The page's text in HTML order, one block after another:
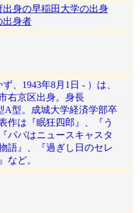
出身の早稲田大学の出身
出身者
、1943年8月1日 - ）は、
右京区出身。身長
A型。成城大学経済学部卒
作は『眠狂四郎』、『う
パパはニュースキャスタ
語』、『過ぎし日のセレ
など。